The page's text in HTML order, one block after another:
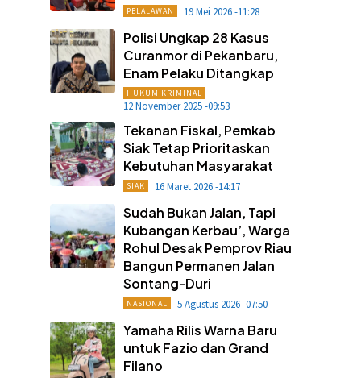
PELALAWAN 19 Mei 2026 -11:28
Polisi Ungkap 28 Kasus
Curanmor di Pekanbaru,
Enam Pelaku Ditangkap
HUKUM KRIMINAL
12 November 2025 -09:53
Tekanan Fiskal, Pemkab
Siak Tetap Prioritaskan
Kebutuhan Masyarakat
SIAK 16 Maret 2026 -14:17
Sudah Bukan Jalan, Tapi
Kubangan Kerbau’, Warga
Rohul Desak Pemprov Riau
Bangun Permanen Jalan
Sontang-Duri
NASIONAL 5 Agustus 2026 -07:50
Yamaha Rilis Warna Baru
untuk Fazio dan Grand
Filano